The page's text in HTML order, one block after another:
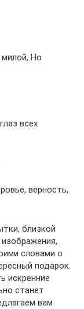
милой, Но
всех
верность,
близкой
словами о
подарок.
искренние
станет
вам